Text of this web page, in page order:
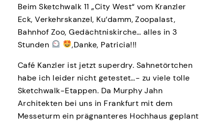
Beim Sketchwalk 11 „City West“ vom Kranzler
Eck, Verkehrskanzel, Ku‘damm, Zoopalast,
Bahnhof Zoo, Gedächtniskirche… alles in 3
Stunden
,Danke, Patricia!!!
Café Kanzler ist jetzt superdry. Sahnetörtchen
habe ich leider nicht getestet…- zu viele tolle
Sketchwalk-Etappen. Da Murphy Jahn
Architekten bei uns in Frankfurt mit dem
Messeturm ein prägnanteres Hochhaus geplant